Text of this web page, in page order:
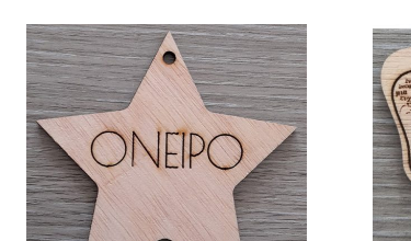
ΠΡΟΣΘΗΚΗ ΣΤΟ ΚΑΛΑΘΙ
ΛΕΠΤΟΜΕΡΕΙΕΣ